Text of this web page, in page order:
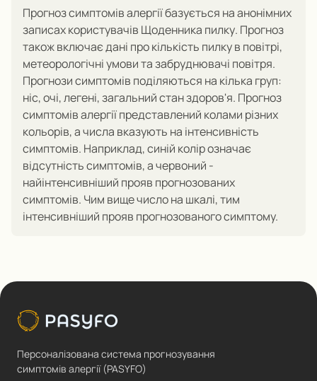
Прогноз симптомів алергії базується на анонімних
записах користувачів Щоденника пилку. Прогноз
також включає дані про кількість пилку в повітрі,
метеорологічні умови та забруднювачі повітря.
Прогнози симптомів поділяються на кілька груп:
ніс, очі, легені, загальний стан здоров'я. Прогноз
симптомів алергії представлений колами різних
кольорів, а числа вказують на інтенсивність
симптомів. Наприклад, синій колір означає
відсутність симптомів, а червоний -
найінтенсивніший прояв прогнозованих
симптомів. Чим вище число на шкалі, тим
інтенсивніший прояв прогнозованого симптому.
Персоналізована система прогнозування
симптомів алергії (PASYFO)